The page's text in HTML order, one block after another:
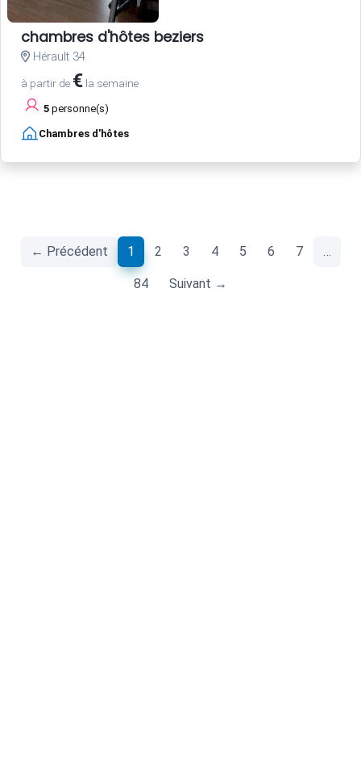
chambres d'hôtes beziers
Hérault 34
à partir de € la semaine
5 personne(s)
Chambres d'hôtes
← Précédent 1 (current)
2 3 4 5 6 7 …
84 Suivant →